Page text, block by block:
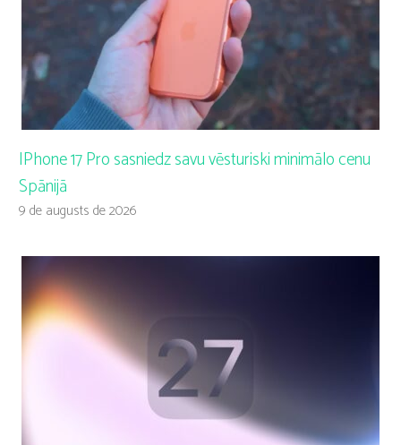
IPhone 17 Pro sasniedz savu vēsturiski minimālo cenu
Spānijā
9 de augusts de 2026